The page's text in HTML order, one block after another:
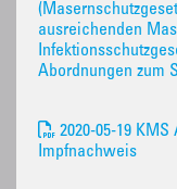
ausreichenden
Abordnungen zum
2020-05-19
Impfnachweis